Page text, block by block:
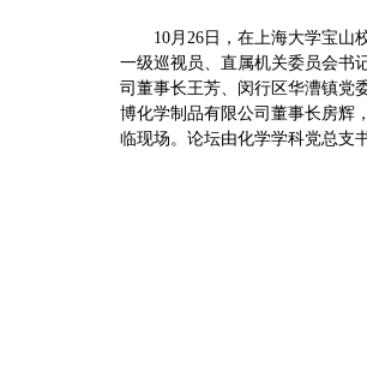
10月26日，在上海大学宝山
一级巡视员、直属机关委员会书
司董事长王芳、闵行区华漕镇党
博化学制品有限公司董事长房辉
临现场。论坛由化学学科党总支